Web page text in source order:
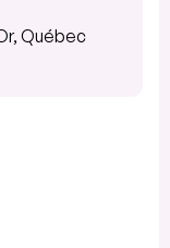
Québec